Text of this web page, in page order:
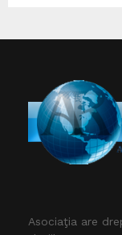
Asociaţia are